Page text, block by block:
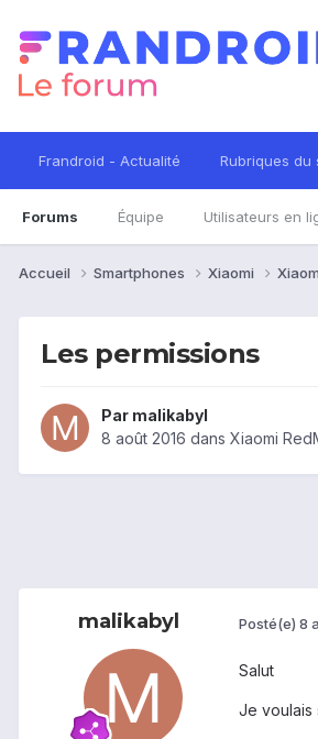
Frandroid - Actualité Rubriques du
Forums Équipe Utilisateurs en
Accueil Smartphones Xiaomi
Les permissions
Par malikabyl
8 août 2016 dans Xiaomi
malikabyl Posté(e) 8
Salut
Je voulais